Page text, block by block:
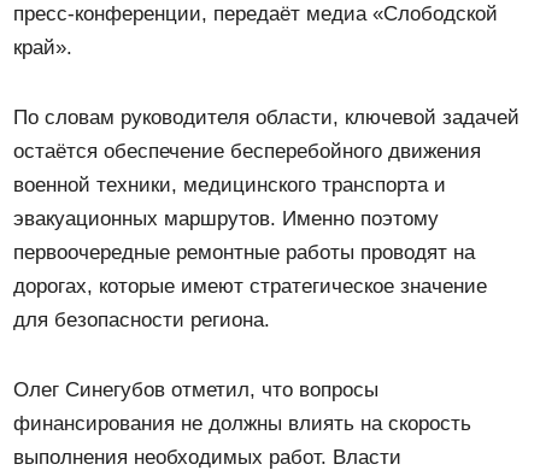
пресс-конференции, передаёт медиа «Слободской
край».
По словам руководителя области, ключевой задачей
остаётся обеспечение бесперебойного движения
военной техники, медицинского транспорта и
эвакуационных маршрутов. Именно поэтому
первоочередные ремонтные работы проводят на
дорогах, которые имеют стратегическое значение
для безопасности региона.
Олег Синегубов отметил, что вопросы
финансирования не должны влиять на скорость
выполнения необходимых работ. Власти